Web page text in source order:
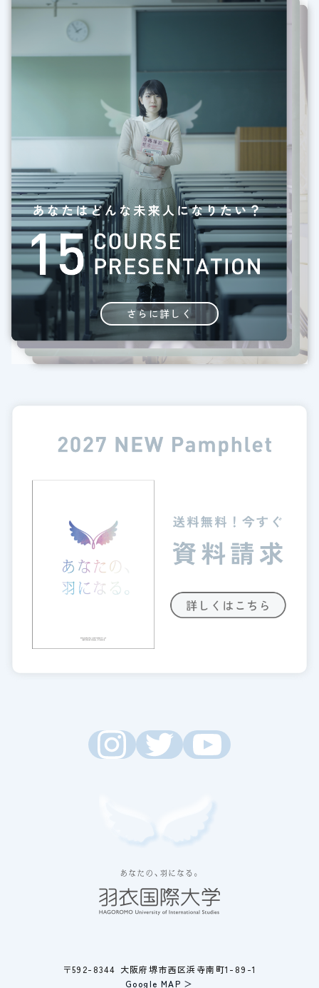
さらに詳しく
〒592-8344 大阪府堺市西区浜寺南町1-89-1
Google MAP ＞